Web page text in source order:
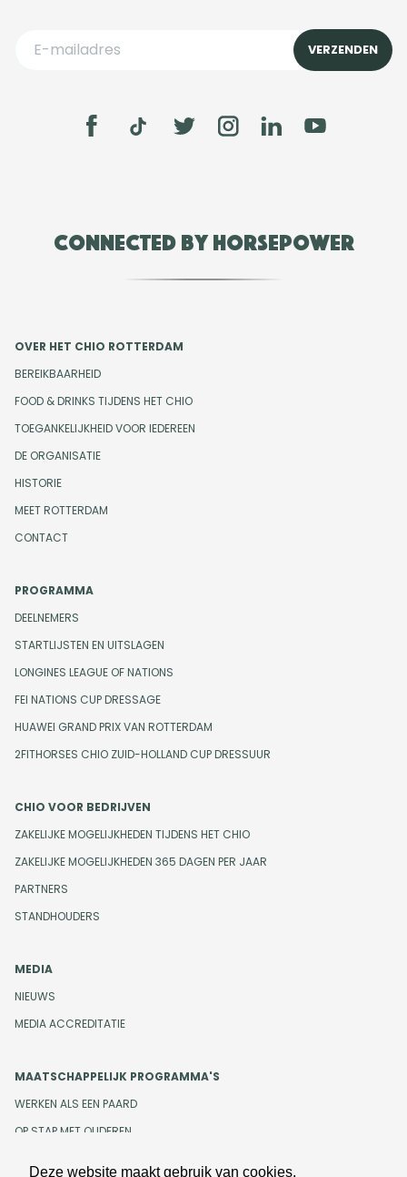
Deze website maakt gebruik van cookies.
Connected by Horsepower
OVER HET CHIO ROTTERDAM
BEREIKBAARHEID
FOOD & DRINKS TIJDENS HET CHIO
TOEGANKELIJKHEID VOOR IEDEREEN
DE ORGANISATIE
HISTORIE
MEET ROTTERDAM
CONTACT
PROGRAMMA
DEELNEMERS
STARTLIJSTEN EN UITSLAGEN
LONGINES LEAGUE OF NATIONS
FEI NATIONS CUP DRESSAGE
HUAWEI GRAND PRIX VAN ROTTERDAM
2FITHORSES CHIO ZUID-HOLLAND CUP DRESSUUR
CHIO VOOR BEDRIJVEN
ZAKELIJKE MOGELIJKHEDEN TIJDENS HET CHIO
ZAKELIJKE MOGELIJKHEDEN 365 DAGEN PER JAAR
PARTNERS
STANDHOUDERS
MEDIA
NIEUWS
MEDIA ACCREDITATIE
MAATSCHAPPELIJK PROGRAMMA'S
WERKEN ALS EEN PAARD
OP STAP MET OUDEREN